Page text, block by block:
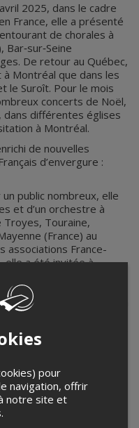
2025, dans le cadre
France, elle a présenté
de chorales à
Bar‑sur‑Seine
De retour au Québec,
Montréal que dans les
le Suroît. Pour le mois
concerts de Noël,
dans différentes églises
à Montréal.
de nouvelles
d’envergure :
public nombreux, elle
et d’un orchestre à
Troyes, Touraine,
(France) au
associations France-
elle a été invitée à
alliant ses talents de
et conteuse de sa
en vue d’enrichir
elle a donné plusieurs
, dont l’un à
Gondoliers.
:Après 2020, de Montréal
la part du public et des
elle présente son
pour
navigation, offrir
notre site et